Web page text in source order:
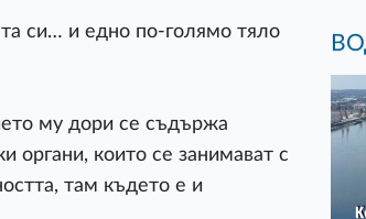
си… и едно по-голямо тяло
му дори се съдържа
органи, които се занимават с
там където е и